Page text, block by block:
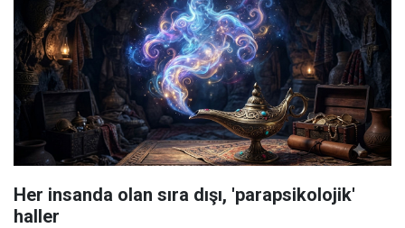
Her insanda olan sıra dışı, 'parapsikolojik'
haller